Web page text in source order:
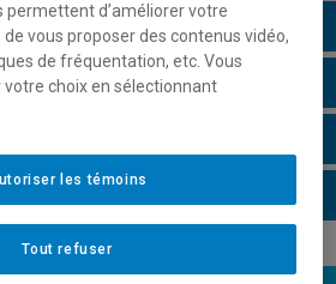
d’améliorer votre
vous proposer des contenus vidéo,
de fréquentation, etc. Vous
choix en sélectionnant
Tout refuser
les témoins